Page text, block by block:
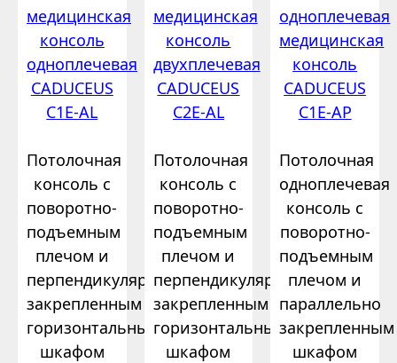
медицинская
консоль
одноплечевая
CADUCEUS
C1E-AL
Потолочная
консоль с
поворотно-
подъемным
плечом и
перпендикулярно
закрепленным
горизонтальным
шкафом
медицинская
консоль
двухплечевая
CADUCEUS
C2E-AL
Потолочная
консоль с
поворотно-
подъемным
плечом и
перпендикулярно
закрепленным
горизонтальным
шкафом
одноплечевая
медицинская
консоль
CADUCEUS
C1E-AP
Потолочная
одноплечевая
консоль с
поворотно-
подъемным
плечом и
параллельно
закрепленным
шкафом